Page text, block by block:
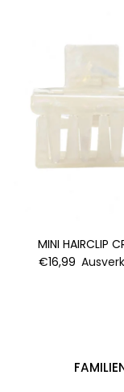
MINI HAIRCLIP
€16,99